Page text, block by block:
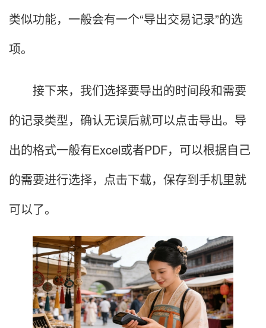
类似功能，一般会有一个“导出交易记录”的选
项。
接下来，我们选择要导出的时间段和需要
的记录类型，确认无误后就可以点击导出。导
出的格式一般有Excel或者PDF，可以根据自己
的需要进行选择，点击下载，保存到手机里就
可以了。